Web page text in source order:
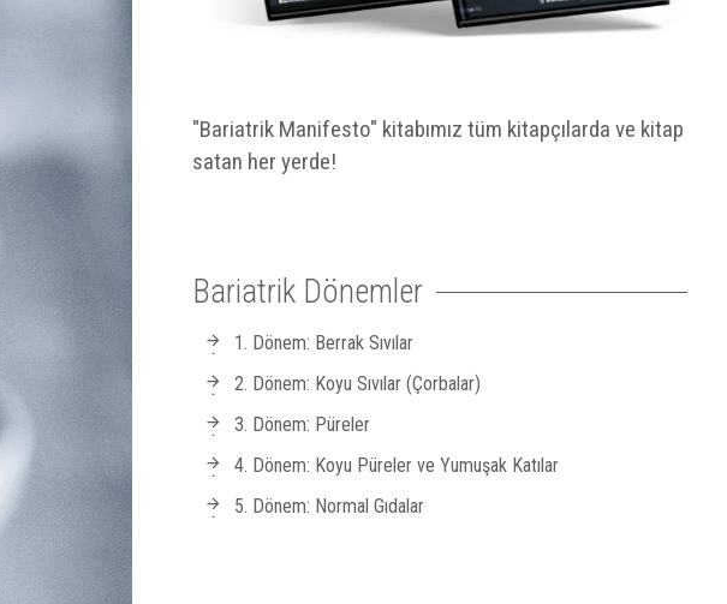
"Bariatrik Manifesto" kitabımız tüm kitapçılarda ve kitap
satan her yerde!
Bariatrik Dönemler
1. Dönem: Berrak Sıvılar
2. Dönem: Koyu Sıvılar (Çorbalar)
3. Dönem: Püreler
4. Dönem: Koyu Püreler ve Yumuşak Katılar
5. Dönem: Normal Gıdalar